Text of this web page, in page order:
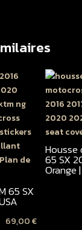
65 SX
69,00€
Housse
65 SX
Orange